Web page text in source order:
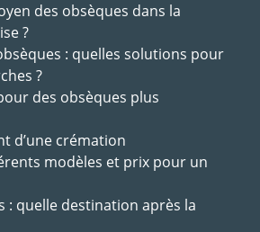
des obsèques dans la
?
: quelles solutions pour
?
des obsèques plus
d’une crémation
modèles et prix pour un
: quelle destination après la